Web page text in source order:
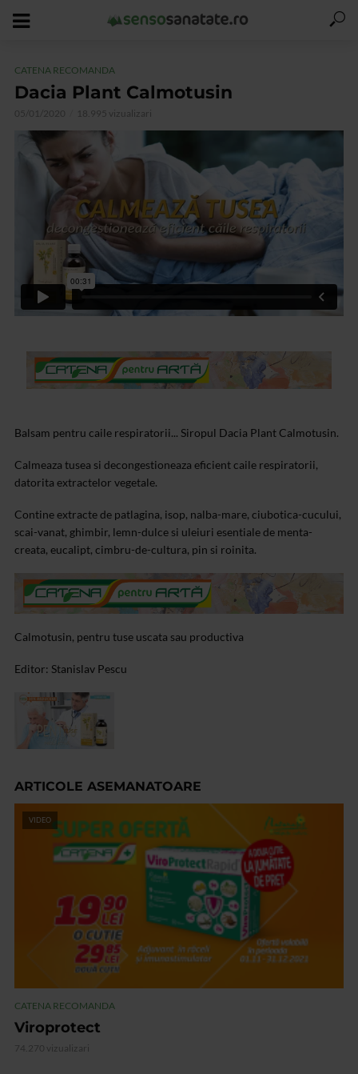
CATENA RECOMANDA
Dacia Plant Calmotusin
05/01/2020 18.995 vizualizari
Balsam pentru caile respiratorii... Siropul Dacia Plant Calmotusin.
Calmeaza tusea si decongestioneaza eficient caile respiratorii,
datorita extractelor vegetale.
Contine extracte de patlagina, isop, nalba-mare, ciubotica-cucului,
scai-vanat, ghimbir, lemn-dulce si uleiuri esentiale de menta-
creata, eucalipt, cimbru-de-cultura, pin si roinita.
Calmotusin, pentru tuse uscata sau productiva
Editor: Stanislav Pescu
ARTICOLE ASEMANATOARE
VIDEO
CATENA RECOMANDA
Viroprotect
74.270 vizualizari